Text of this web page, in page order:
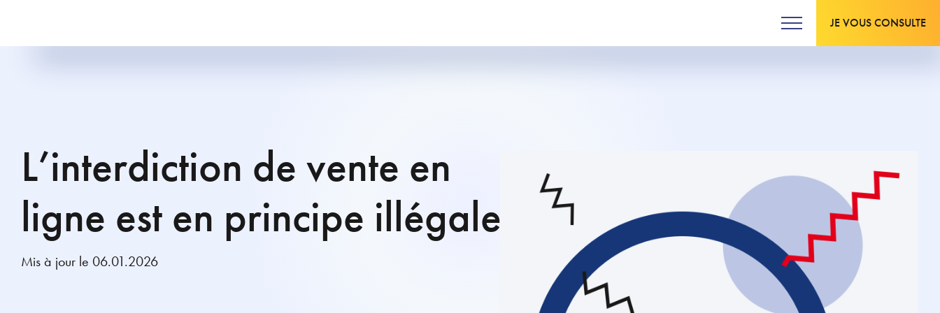
JE VOUS CONSULTE
L’interdiction de vente en
ligne est en principe illégale
Mis à jour le 06.01.2026